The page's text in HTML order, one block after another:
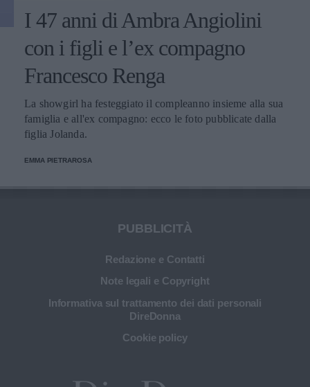
I 47 anni di Ambra Angiolini
con i figli e l’ex compagno
Francesco Renga
La showgirl ha festeggiato il compleanno insieme alla sua
famiglia e all'ex compagno: ecco le foto pubblicate dalla
figlia Jolanda.
EMMA PIETRAROSA
PUBBLICITÀ
Redazione e Contatti
Note legali e Copyright
Informativa sul trattamento dei dati personali
DireDonna
Cookie policy